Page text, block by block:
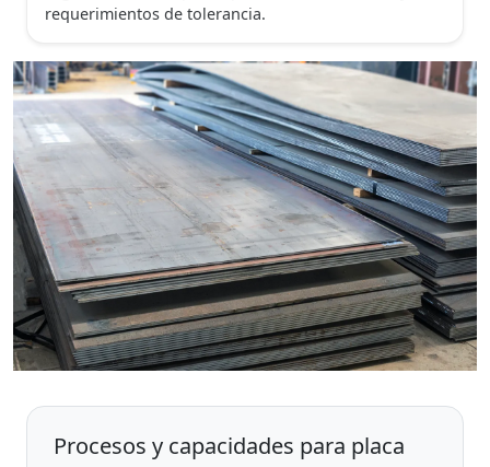
requerimientos de tolerancia.
Procesos y capacidades para placa